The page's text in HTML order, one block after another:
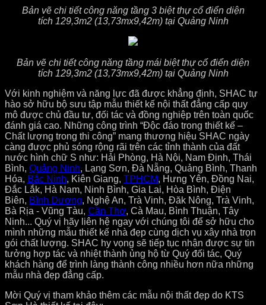
Bản vẽ chi tiết công năng tầng 3 biệt thự cổ điển diện
tích 129,3m2 (13,73mx9,42m) tại Quảng Ninh
Bản vẽ chi tiết công năng tầng mái biệt thự cổ điển diện
tích 129,3m2 (13,73mx9,42m) tại Quảng Ninh
Với kinh nghiệm và năng lực đã được khẳng định, SHAC tự
hào sở hữu bộ sưu tập mẫu thiết kế nội thất đẳng cấp quy
mô được chủ đầu tư, đối tác và đồng nghiệp trên toàn quốc
đánh giá cao. Những công trình “Độc đáo trong thiết kế –
Chất lượng trong thi công” mang thương hiệu SHAC ngày
càng được phủ sóng rộng rãi trên các tỉnh thành của đất
nước hình chữ S như: Hải Phòng, Hà Nội, Nam Định, Thái
Bình, Quảng Ninh, Lạng Sơn, Đà Nẵng, Quảng Bình, Thanh
Hóa, Bắc Ninh, Kiên Giang, TPHCM, Hưng Yên, Đồng Nai,
Đắc Lắk, Hà Nam, Ninh Bình, Gia Lai, Hòa Bình, Điện
Biên, Bình Dương, Nghệ An, Trà Vinh, Đăk Nông, Trà Vinh,
Bà Rịa - Vũng Tàu, Cần Thơ, Cà Mau, Bình Thuận, Tây
Ninh... Quý vị hãy liên hệ ngay với chúng tôi để sở hữu cho
mình những mẫu thiết kế nhà đẹp cùng dịch vụ xây nhà trọn
gói chất lượng. SHAC hy vọng sẽ tiếp tục nhận được sự tin
tưởng hợp tác và nhiệt thành ủng hộ từ Quý đối tác, Quý
khách hàng để trình làng thành công nhiều hơn nữa những
mẫu nhà đẹp đẳng cấp.
Mời Quý vị tham khảo thêm các mẫu nội thất đẹp do KTS